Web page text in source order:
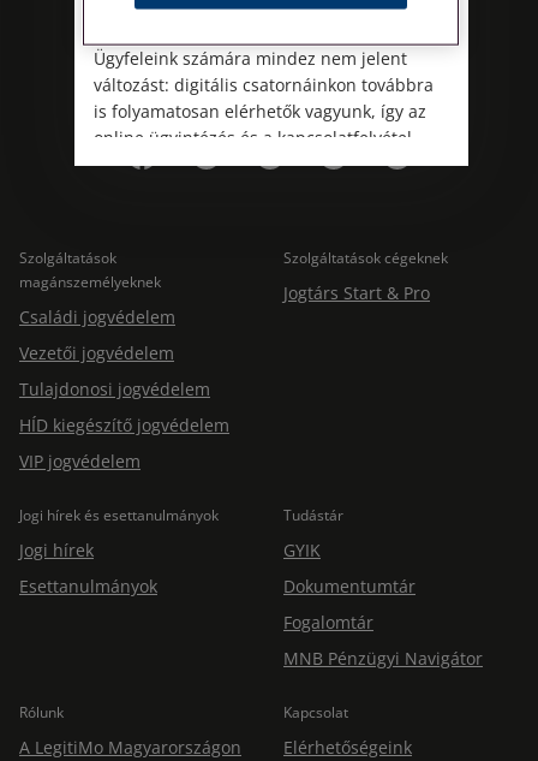
Kövess minket!
Szolgáltatások
magánszemélyeknek
Családi jogvédelem
Vezetői jogvédelem
Tulajdonosi jogvédelem
HÍD kiegészítő jogvédelem
VIP jogvédelem
Szolgáltatások cégeknek
Jogtárs Start & Pro
Jogi hírek és esettanulmányok
Jogi hírek
Esettanulmányok
Tudástár
GYIK
Dokumentumtár
Fogalomtár
MNB Pénzügyi Navigátor
Rólunk
A LegitiMo Magyarországon
Kapcsolat
Elérhetőségeink
irodáink energiafelhasználását.
Ügyfeleink számára mindez nem jelent
változást: digitális csatornáinkon továbbra
is folyamatosan elérhetők vagyunk, így az
online ügyintézés és a kapcsolatfelvétel
változatlanul biztosított.